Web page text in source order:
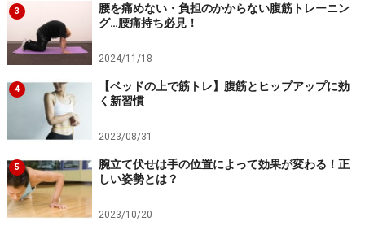
意識的に使うだけでも腰痛解消に効果的なのです。
3
腰を痛めない・負担のかからない腹筋トレーニン
グ…腰痛持ち必見！
2024/11/18
4
【ベッドの上で筋トレ】腹筋とヒップアップに効
く新習慣
2023/08/31
5
腕立て伏せは手の位置によって効果が変わる！正
しい姿勢とは？
2023/10/20